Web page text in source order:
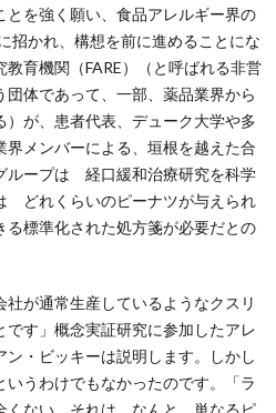
とを強く願い、食品アレルギー界の
招かれ、構想を前に進めることにな
育機関（FARE）（と呼ばれる非営
体であって、一部、薬品業界から
が、患者代表、デューク大学や多
メンバーによる、垣根を越えた合
ループは 経口緩和治療研究を科学
どれくらいのピーナツが与えられ
る標準化された処方箋が必要だとの
が通常生産しているようなクスリ
です」概念実証研究に参加したアレ
・ビッキーは説明します。しかし
うわけでもなかったのです。「ラ
全くない それは なんと 単なるピ